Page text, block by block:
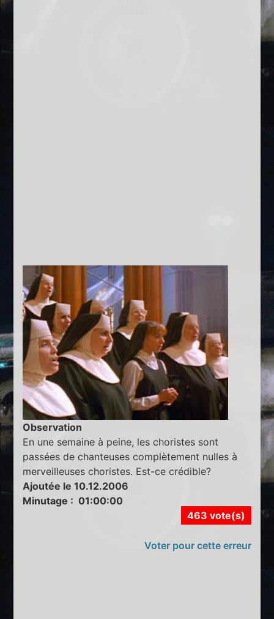
Observation
En une semaine à peine, les choristes sont
passées de chanteuses complètement nulles à
merveilleuses choristes. Est-ce crédible?
Ajoutée le 10.12.2006
Minutage : 01:00:00
463 vote(s)
Voter pour cette erreur